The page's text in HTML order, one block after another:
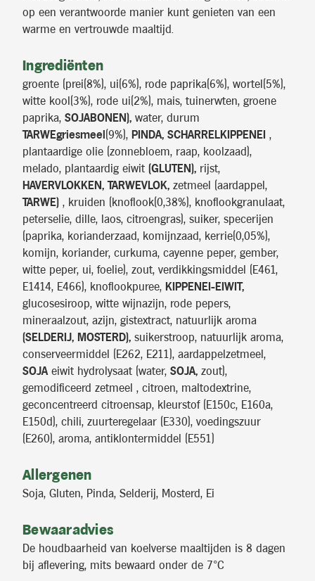
op een verantwoorde manier kunt genieten van een
warme en vertrouwde maaltijd.
Ingrediënten
groente (prei(8%), ui(6%), rode paprika(6%), wortel(5%),
witte kool(3%), rode ui(2%), mais, tuinerwten, groene
paprika, SOJABONEN), water, durum
TARWEgriesmeel (9%), PINDA, SCHARRELKIPPENEI ,
plantaardige olie (zonnebloem, raap, koolzaad),
melado, plantaardig eiwit (GLUTEN), rijst,
HAVERVLOKKEN, TARWEVLOK, zetmeel (aardappel,
TARWE) , kruiden (knoflook(0,38%), knoflookgranulaat,
peterselie, dille, laos, citroengras), suiker, specerijen
(paprika, korianderzaad, komijnzaad, kerrie(0,05%),
komijn, koriander, curkuma, cayenne peper, gember,
witte peper, ui, foelie), zout, verdikkingsmiddel (E461,
E1414, E466), knoflookpuree, KIPPENEI-EIWIT,
glucosesiroop, witte wijnazijn, rode pepers,
mineraalzout, azijn, gistextract, natuurlijk aroma
(SELDERIJ, MOSTERD), suikerstroop, natuurlijk aroma,
conserveermiddel (E262, E211), aardappelzetmeel,
SOJAeiwit hydrolysaat (water, SOJA, zout),
gemodificeerd zetmeel , citroen, maltodextrine,
geconcentreerd citroensap, kleurstof (E150c, E160a,
E150d), chili, zuurteregelaar (E330), voedingszuur
(E260), aroma, antiklontermiddel (E551)
Allergenen
Soja, Gluten, Pinda, Selderij, Mosterd, Ei
Bewaaradvies
De houdbaarheid van koelverse maaltijden is 8 dagen
bij aflevering, mits bewaard onder de 7°C